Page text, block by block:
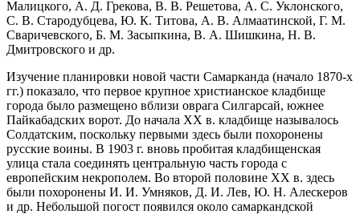
Малицкого, А. Д. Грекова, В. В. Решетова, А. С. Уклонского,
С. В. Стародубцева, Ю. К. Титова, А. В. Алмаатинской, Г. М.
Сваричевского, Б. М. Засыпкина, В. А. Шишкина, Н. В.
Дмитровского и др.
Изучение планировки новой части Самарканда (начало 1870-х
гг.) показало, что первое крупное христианское кладбище
города было размещено вблизи оврага Силгарсай, южнее
Пайкабадских ворот. До начала XX в. кладбище называлось
Солдатским, поскольку первыми здесь были похоронены
русские воины. В 1903 г. вновь пробитая кладбищенская
улица стала соединять центральную часть города с
европейским некрополем. Во второй половине XX в. здесь
были похоронены И. И. Умняков, Д. И. Лев, Ю. Н. Алескеров
и др. Небольшой погост появился около самаркандской